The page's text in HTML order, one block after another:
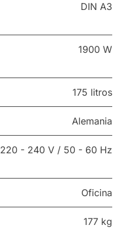
DIN A3
1900 W
175 litros
Alemania
220 - 240 V / 50 - 60 Hz
Oficina
177 kg